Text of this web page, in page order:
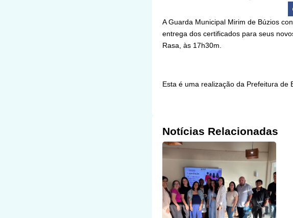
A Guarda Municipal Mirim de Búzios
entrega dos certificados para seus
Rasa, às 17h30m.
Esta é uma realização da Prefeitura de
Notícias Relacionadas